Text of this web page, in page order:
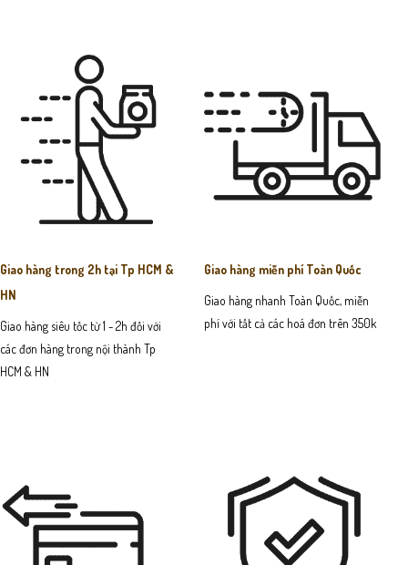
Giao hàng trong 2h tại Tp HCM &
HN
Giao hàng siêu tốc từ 1 - 2h đối với
các đơn hàng trong nội thành Tp
HCM & HN
Giao hàng miễn phí Toàn Quốc
Giao hàng nhanh Toàn Quốc, miễn
phí với tất cả các hoá đơn trên 350k